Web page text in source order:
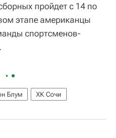
пройдет с 14 по
этапе американцы
спортсменов-
Блум
ХК Сочи